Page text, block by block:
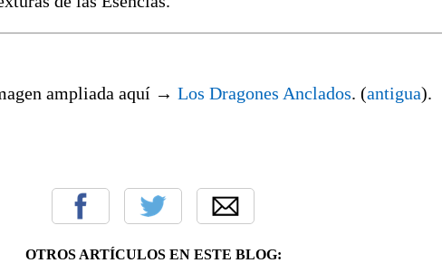
ampliada aquí → Los Dragones Anclados. (antigua).
OTROS ARTÍCULOS EN ESTE BLOG: